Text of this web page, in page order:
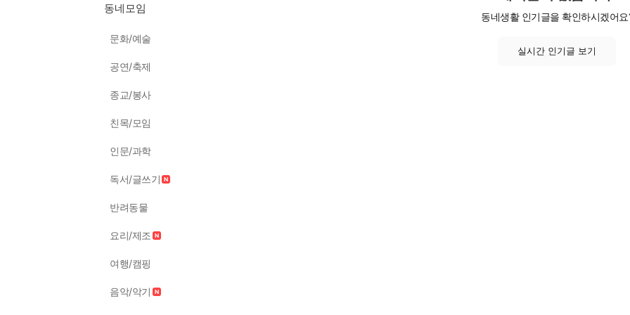
동네모임
문화/예술
공연/축제
종교/봉사
친목/모임
인문/과학
독서/글쓰기
반려동물
요리/제조
여행/캠핑
음악/악기
동네생활 인기글을 확인하시겠어요
실시간 인기글 보기